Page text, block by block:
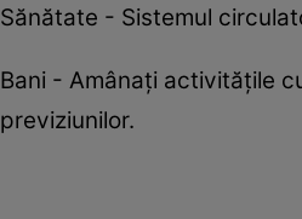
Sănătate - Sistemul
Bani - Amânaţi activităţile
previziunilor.